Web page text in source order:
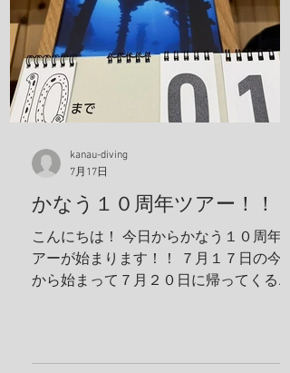
タツ、ヨコシマエビ 報告者：一心 朝一番
にすることと言えばやっぱり日焼け止
め！ しっかり顔に塗っていきます。 ママ
も日焼け止め対策ばっちり！ これちゃん
と前見えてるそうです(笑) 一日目！ 写
ボノハゼペア！ ウスハオウギガニ、甲羅
の腺がカッコいい！ ホヤカクレエビ タテ
ジマヘビギンポ、泡が入ってておしゃ
ステイ！ 島探検もしました！ 阿部さん姉
妹がご飯を振舞ってくれま
かなう１０周年ツアー！！
こんにちは！ 今日からかなう１０周年ツ
アーが始まります！！ ７月１７日の今日
から始まって７月２０日に帰ってくる予
ー！！
kanau-diving
7月17日